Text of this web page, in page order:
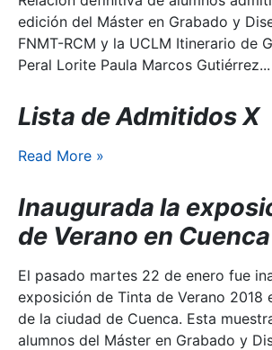
edición del Máster en Grabado y
FNMT-RCM y la UCLM Itinerario de
Peral Lorite Paula Marcos Gutiérrez...
Lista de Admitidos X
Read More »
Inaugurada la
de Verano en Cuenca
El pasado martes 22 de enero fue
exposición de Tinta de Verano 2018
de la ciudad de Cuenca. Esta
alumnos del Máster en Grabado y